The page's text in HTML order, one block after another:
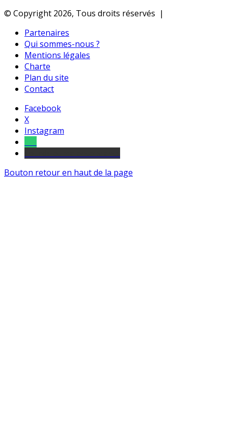
© Copyright 2026, Tous droits réservés |
Partenaires
Qui sommes-nous ?
Mentions légales
Charte
Plan du site
Contact
Facebook
X
Instagram
Bouton retour en haut de la page